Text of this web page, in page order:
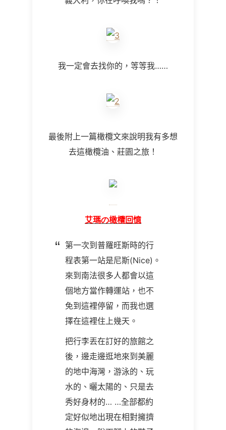
我一定會去找你的，等等我……
最後附上一篇橄欖文來說明我有多想
去這橄欖油、莊園之旅！
艾瑪の橄欖回憶
第一次到普羅旺斯時的行
程表第一站是尼斯(Nice)。
來到南法很多人都會以這
個地方當作轉運站，也不
免到這裡停留，而我也選
擇在這裡住上幾天。
把行李丟在訂好的旅館之
後，邊走邊逛地來到美麗
的地中海灣，游泳的、玩
水的、曬太陽的、只是去
秀好身材的… …全部都約
定好似地出現在相對擁擠